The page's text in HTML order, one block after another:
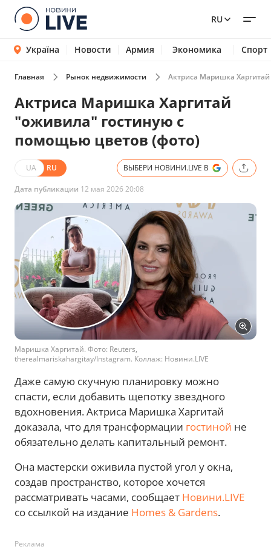
RU
Україна Новости Армия Экономика Спорт
Главная Рынок недвижимости Актриса Маришка
Актриса Маришка Харгитай
"оживила" гостиную с
помощью цветов (фото)
UA RU ВЫБЕРИ НОВИНИ.LIVE В
Дата публикации 12 мая 2026 20:08
Маришка Харгитай. Фото: Reuters,
therealmariskahargitay/Instagram. Коллаж: Новини.LIVE
Даже самую скучную планировку можно
спасти, если добавить щепотку звездного
вдохновения. Актриса Маришка Харгитай
доказала, что для трансформации гостиной не
обязательно делать капитальный ремонт.
Она мастерски оживила пустой угол у окна,
создав пространство, которое хочется
рассматривать часами, сообщает Новини.LIVE
со ссылкой на издание Homes & Gardens.
Реклама